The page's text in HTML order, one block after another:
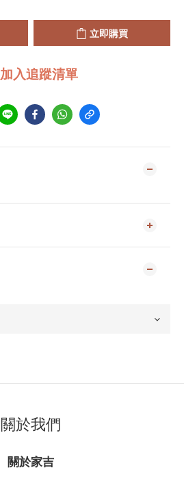
立即購買
加入追蹤清單
關於我們
關於家吉